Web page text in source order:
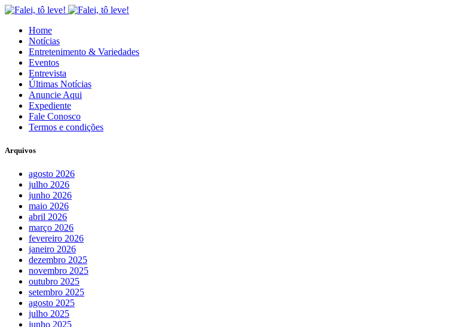
Home
Notícias
Entretenimento & Variedades
Eventos
Entrevista
Últimas Notícias
Anuncie Aqui
Expediente
Fale Conosco
Termos e condições
Arquivos
agosto 2026
julho 2026
junho 2026
maio 2026
abril 2026
março 2026
fevereiro 2026
janeiro 2026
dezembro 2025
novembro 2025
outubro 2025
setembro 2025
agosto 2025
julho 2025
junho 2025